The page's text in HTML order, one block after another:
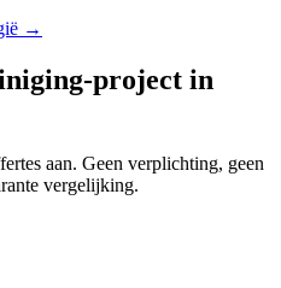
→
-project in
aan. Geen verplichting, geen
vergelijking.